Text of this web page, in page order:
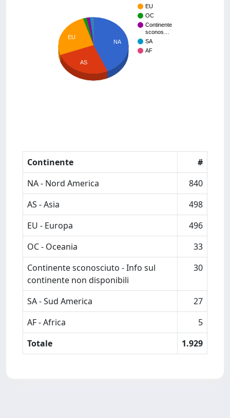
EU
OC
Continente
sconos…
SA
AF
NA
EU
AS
Continente
#
NA - Nord America
840
AS - Asia
498
EU - Europa
496
OC - Oceania
33
Continente sconosciuto - Info sul
continente non disponibili
30
SA - Sud America
27
AF - Africa
5
Totale
1.929